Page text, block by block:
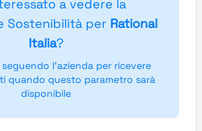
a vedere la
Sostenibilità per Rational
Italia?
seguendo l'azienda per ricevere
quando questo parametro sarà
disponibile